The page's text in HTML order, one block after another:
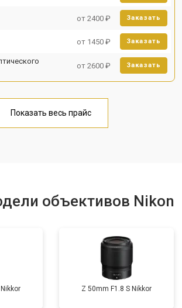
от 2400 ₽ Заказать
от 1450 ₽ Заказать
от 2600 ₽ Заказать
Показать весь прайс
объективов Nikon
Z 50mm F1.8 S Nikkor